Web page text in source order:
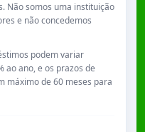
Não somos uma instituição
e não concedemos
podem variar
ao ano, e os prazos de
máximo de 60 meses para